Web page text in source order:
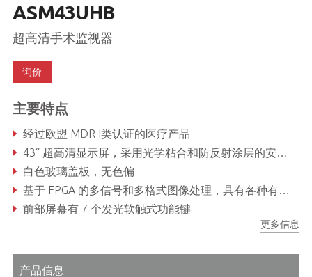
ASM43UHB
超高清手术监视器
询价
主要特点
经过欧盟 MDR I类认证的医疗产品
43“ 超高清显示屏，采用光学粘合和防反射涂层的安全玻璃，具有无与伦 比的可视化功能
白色玻璃盖板，无色偏
基于 FPGA 的多信号和多格式图像处理，具有各种有线和无线控制选项
前部屏幕有 7 个发光软触式功能键
无边屏幕和经过优化的设计，可轻松且快捷地实现清洁和消毒的流程更多信息
产品信息